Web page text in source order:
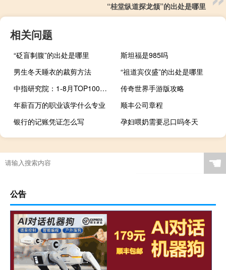
“桂堂纵道探龙颔”的出处是哪里
相关问题
“砭盲剚腹”的出处是哪里
斯坦福是985吗
男生冬天睡衣的裁剪方法
“祖道宾仪盛”的出处是哪里
中指研究院：1-8月TOP100房企销售总额下降8.6% 市场预期或将修复
传奇世界手游版攻略
年薪百万的职业该学什么专业
顺丰公司章程
银行的记账凭证怎么写
孕妇喂奶需要忌口吗冬天
☚
公告